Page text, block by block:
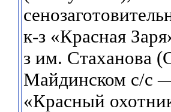
к-з «Красная
з им. Стаханова
Майдинском с/с
«Красный